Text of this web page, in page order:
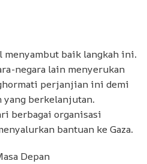
menyambut baik langkah ini.
negara lain menyerukan
perjanjian ini demi
yang berkelanjutan.
berbagai organisasi
bantuan ke Gaza.
Depan